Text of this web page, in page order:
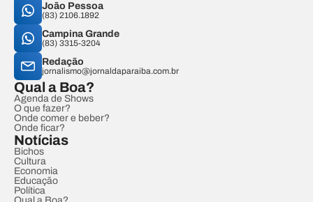
João Pessoa
(83) 2106.1892
Campina Grande
(83) 3315-3204
Redação
jornalismo@jornaldaparaiba.com.br
Qual a Boa?
Agenda de Shows
O que fazer?
Onde comer e beber?
Onde ficar?
Notícias
Bichos
Cultura
Economia
Educação
Política